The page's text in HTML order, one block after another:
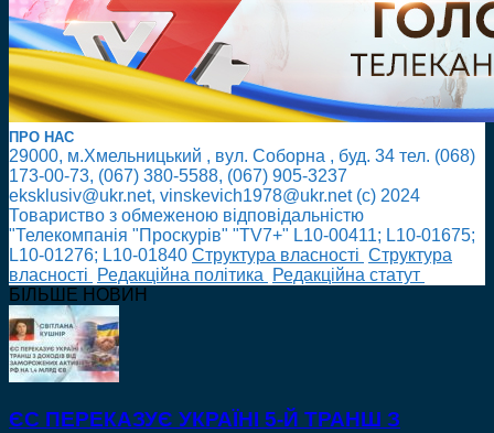
ПРО НАС
29000, м.Хмельницький , вул. Соборна , буд. 34 тел. (068)
173-00-73, (067) 380-5588, (067) 905-3237
eksklusiv@ukr.net, vinskevich1978@ukr.net (с) 2024
Товариство з обмеженою відповідальністю
"Телекомпанія "Проскурів" "TV7+" L10-00411; L10-01675;
L10-01276; L10-01840 Cтруктура власності Cтруктура
власності
Редакційна політика
Редакційна статут
БІЛЬШЕ НОВИН
ЄС ПЕРЕКАЗУЄ УКРАЇНІ 5-Й ТРАНШ З